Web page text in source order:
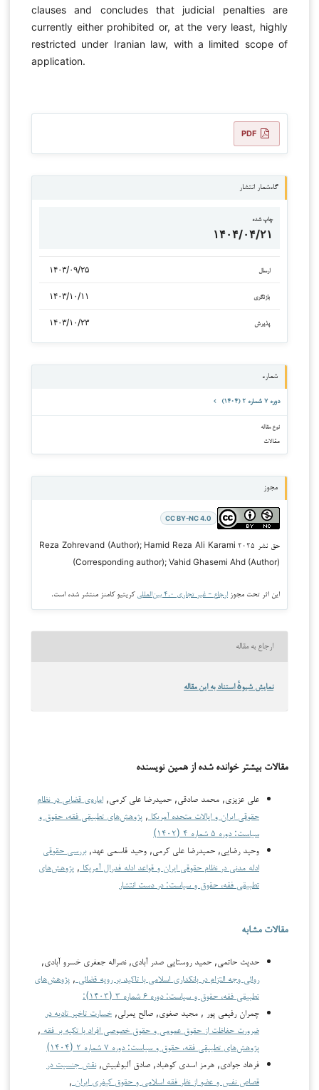
clauses and concludes that judicial penalties are
currently either prohibited or, at the very least, highly
restricted under Iranian law, with a limited scope of
application.
PDF
گاه‌شمار انتشار
چاپ شده
۱۴۰۴/۰۴/۲۱
ارسال ۱۴۰۳/۰۹/۲۵
بازنگری ۱۴۰۳/۱۰/۱۱
پذیرش ۱۴۰۳/۱۰/۲۳
شماره
دوره ۷ شماره ۲ (۱۴۰۴)
نوع مقاله
مقالات
مجوز
CC BY-NC 4.0
حق نشر ۲۰۲۵ Reza Zohrevand (Author); Hamid Reza Ali Karami
(Corresponding author); Vahid Ghasemi Ahd (Author)
این اثر تحت مجوز ارجاع - غیر تجاری ۴.۰ بین‌المللی کریتیو کامنز منتشر شده است.
ارجاع به مقاله
نمایش شیوهٔ استناد به این مقاله
مقالات بیشتر خوانده شده از همین نویسنده
علی عزیزی, محمد صادقی, حمیدرضا علی کرمی, اماره‌ی قضایی در نظام
حقوقی ایران و ایالات متحده آمریکا , پژوهش‌های تطبیقی فقه، حقوق و
سیاست: دوره ۵ شماره ۴ (۱۴۰۲)
وحید رضایی, حمیدرضا علی کرمی, وحید قاسمی عهد,بررسی حقوقی
ادله مدنی در نظام حقوقی ایران و قواعد ادله فدرال آمریکا , پژوهش‌های
تطبیقی فقه، حقوق و سیاست: در دست انتشار
مقالات مشابه
حدیث حاتمی, حمید روستایی صدر آبادی, نصراله جعفری خسرو آبادی,
روائی وجه التزام در بانکداری اسلامی با تاکید بر رویه قضائی , پژوهش‌های
تطبیقی فقه، حقوق و سیاست: دوره ۶ شماره ۳ (۱۴۰۳):
چمران رفیعی پور , مجید صفوی, صالح یمرلی, خسارت تاخیر تادیه در
ضرورت حفاظت از حقوق عمومی و حقوق خصوصی افراد با تکیه بر فقه ,
پژوهش‌های تطبیقی فقه، حقوق و سیاست: دوره ۷ شماره ۲ (۱۴۰۴)
فرهاد جوادی, هرمز اسدی کوهباد, صادق آلبوغبیش,نقش جنسیت در
قصاص نفس و عضو از نظر فقه اسلامی و حقوق کیفری ایران ,